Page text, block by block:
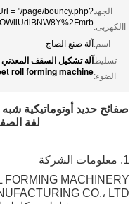
= "/page/bouncy.php?
آلة صنع الصاج
آلة تشكيل السقف المعدني ، آلة
steel sheet roll forming machine
أوتوماتيكية شبه
لفة الصفائح
ROLL FORMING